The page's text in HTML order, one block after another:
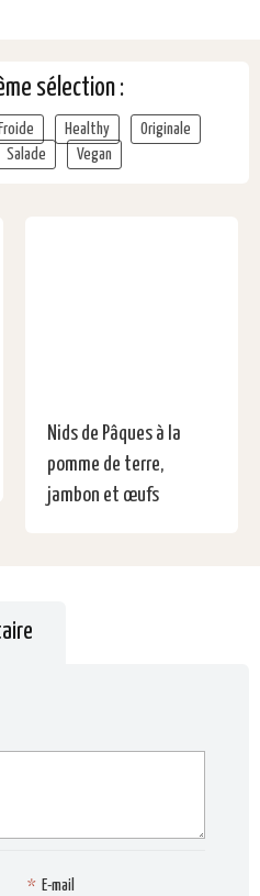
sélection :
Healthy
Originale
Salade Vegan
Nids de Pâques à la
pomme de terre,
jambon et œufs
E-mail
*